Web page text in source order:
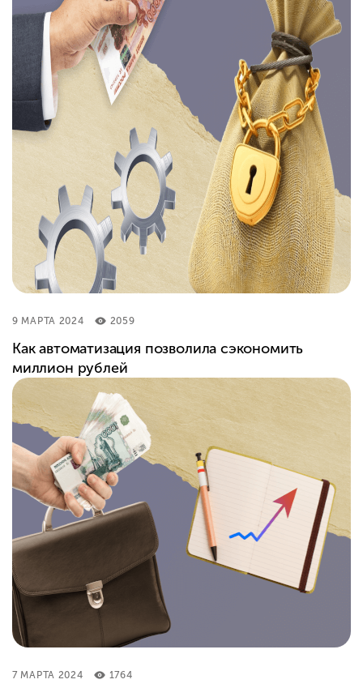
9 МАРТА 2024 2059
Как автоматизация позволила сэкономить
миллион рублей
7 МАРТА 2024 1764